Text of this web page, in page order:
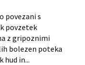
povezani s
povzetek
z gripoznimi
bolezen poteka
hud in...